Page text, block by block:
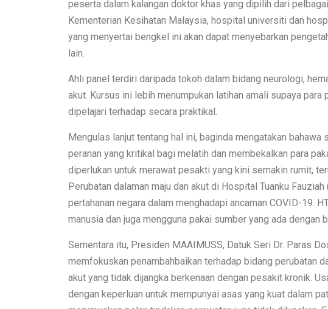
peserta dalam kalangan doktor khas yang dipilih dari
Kementerian Kesihatan Malaysia, hospital universiti dan
yang menyertai bengkel ini akan dapat menyebarkan
lain.
Ahli panel terdiri daripada tokoh dalam bidang neurologi,
akut. Kursus ini lebih menumpukan latihan amali supaya
dipelajari terhadap secara praktikal.
Mengulas lanjut tentang hal ini, baginda mengatakan
peranan yang kritikal bagi melatih dan membekalkan para
diperlukan untuk merawat pesakti yang kini semakin rumit,
Perubatan dalaman maju dan akut di Hospital Tuanku
pertahanan negara dalam menghadapi ancaman COVID-19.
manusia dan juga mengguna pakai sumber yang ada dengan
Sementara itu, Presiden MAAIMUSS, Datuk Seri Dr. Paras
memfokuskan penambahbaikan terhadap bidang perubatan
akut yang tidak dijangka berkenaan dengan pesakit kronik.
dengan keperluan untuk mempunyai asas yang kuat dalam